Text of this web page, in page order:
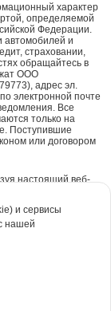
характер
определяемой
Федерации.
автомобилей и
страховании,
обращайтесь в
ООО
адрес эл.
электронной почте
Все
только на
Поступившие
или договором
настоящий веб-
его корректной
(cookie)
является сугубо
куки с
и сервисы
нашей